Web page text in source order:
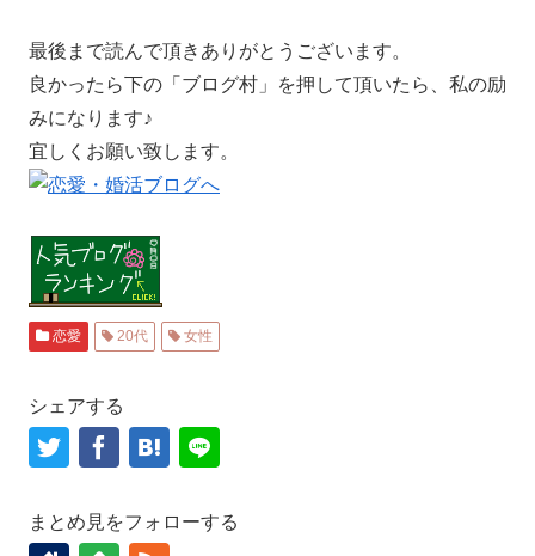
最後まで読んで頂きありがとうございます。
良かったら下の「ブログ村」を押して頂いたら、私の励
みになります♪
宜しくお願い致します。
恋愛 20代 女性
シェアする
まとめ見をフォローする